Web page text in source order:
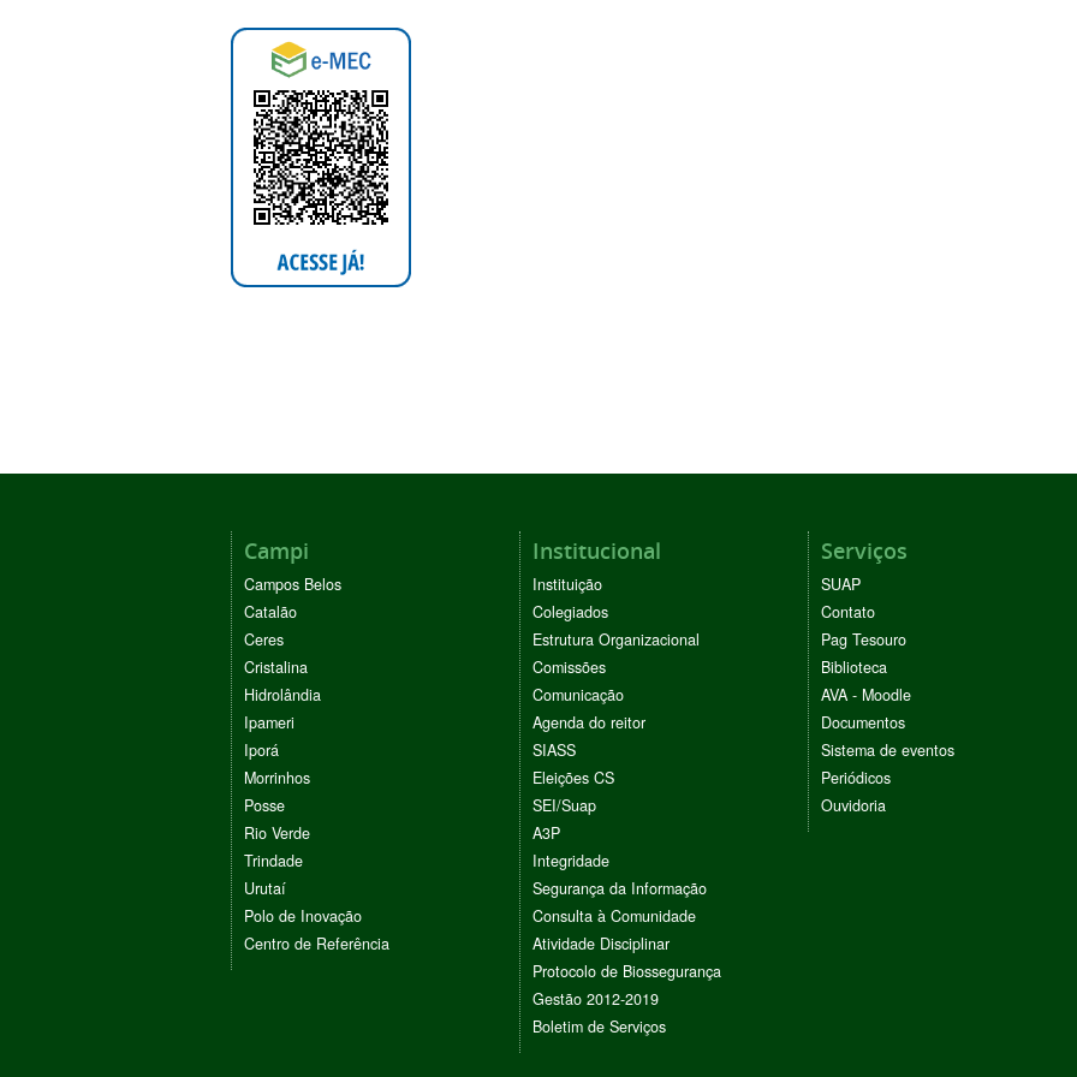
Campi
Campos Belos
Catalão
Ceres
Cristalina
Hidrolândia
Ipameri
Iporá
Morrinhos
Posse
Rio Verde
Trindade
Urutaí
Polo de Inovação
Centro de Referência
Institucional
Instituição
Colegiados
Estrutura Organizacional
Comissões
Comunicação
Agenda do reitor
SIASS
Eleições CS
SEI/Suap
A3P
Integridade
Segurança da Informação
Consulta à Comunidade
Atividade Disciplinar
Protocolo de Biossegurança
Gestão 2012-2019
Boletim de Serviços
Serviços
SUAP
Contato
Pag Tesouro
Biblioteca
AVA - Moodle
Documentos
Sistema de eventos
Periódicos
Ouvidoria